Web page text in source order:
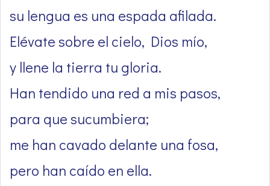
su lengua es una espada afilada.
Elévate sobre el cielo, Dios mío,
y llene la tierra tu gloria.
Han tendido una red a mis pasos,
para que sucumbiera;
me han cavado delante una fosa,
pero han caído en ella.